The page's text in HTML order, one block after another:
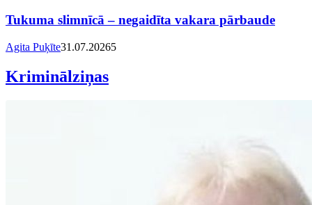
Tukuma slimnīcā – negaidīta vakara pārbaude
Agita Puķīte31.07.20265
Kriminālziņas